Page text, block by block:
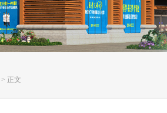
> 正文